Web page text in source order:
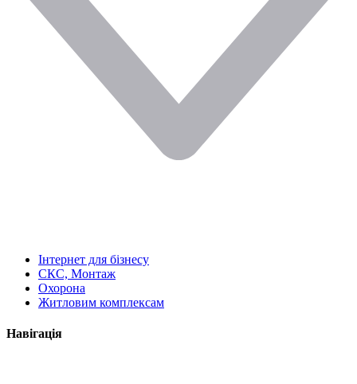
Інтернет для бізнесу
СКС, Монтаж
Охорона
Житловим комплексам
Навігація